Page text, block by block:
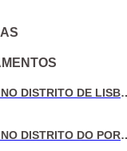
VENDA DE
VENDA DE